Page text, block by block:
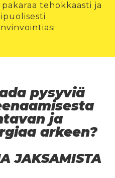
tehokkaasti ja
pysyviä
ja
arkeen?
JAKSAMISTA